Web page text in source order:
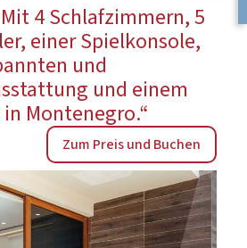
4 Schlafzimmern, 5
einer Spielkonsole,
und
und einem
Montenegro.“
Zum Preis und Buchen